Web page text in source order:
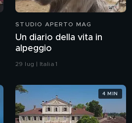
STUDIO APERTO MAG
Un diario della vita in
alpeggio
29 lug | Italia 1
4 MIN